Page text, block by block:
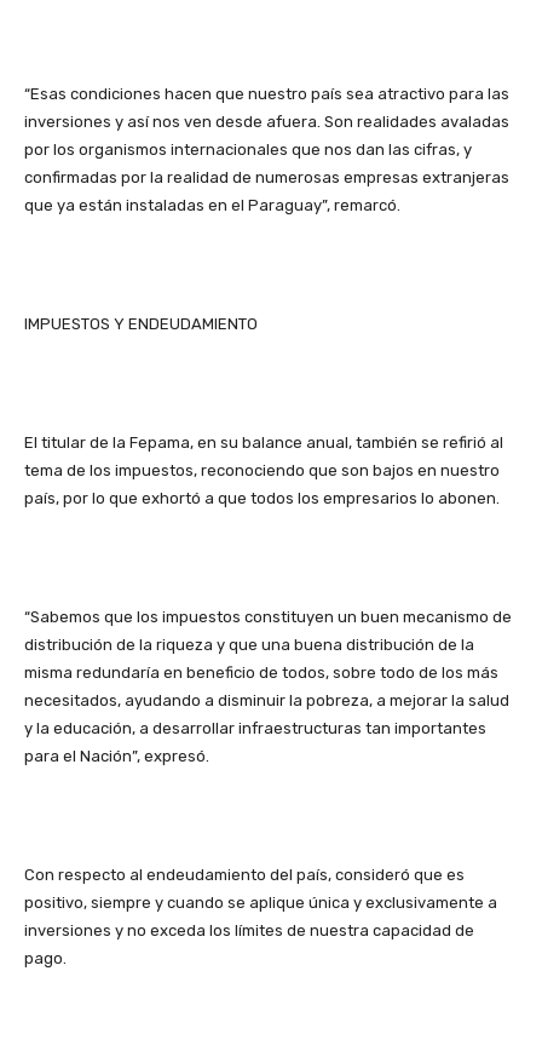
“Esas condiciones hacen que nuestro país sea atractivo para las
inversiones y así nos ven desde afuera. Son realidades avaladas
por los organismos internacionales que nos dan las cifras, y
confirmadas por la realidad de numerosas empresas extranjeras
que ya están instaladas en el Paraguay”, remarcó.
IMPUESTOS Y ENDEUDAMIENTO
El titular de la Fepama, en su balance anual, también se refirió al
tema de los impuestos, reconociendo que son bajos en nuestro
país, por lo que exhortó a que todos los empresarios lo abonen.
“Sabemos que los impuestos constituyen un buen mecanismo de
distribución de la riqueza y que una buena distribución de la
misma redundaría en beneficio de todos, sobre todo de los más
necesitados, ayudando a disminuir la pobreza, a mejorar la salud
y la educación, a desarrollar infraestructuras tan importantes
para el Nación”, expresó.
Con respecto al endeudamiento del país, consideró que es
positivo, siempre y cuando se aplique única y exclusivamente a
inversiones y no exceda los límites de nuestra capacidad de
pago.